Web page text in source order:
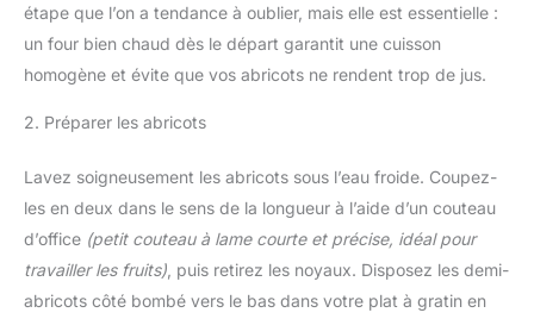
étape que l’on a tendance à oublier, mais elle est essentielle :
un four bien chaud dès le départ garantit une cuisson
homogène et évite que vos abricots ne rendent trop de jus.
2. Préparer les abricots
Lavez soigneusement les abricots sous l’eau froide. Coupez-
les en deux dans le sens de la longueur à l’aide d’un couteau
d’office (petit couteau à lame courte et précise, idéal pour
travailler les fruits) , puis retirez les noyaux. Disposez les demi-
abricots côté bombé vers le bas dans votre plat à gratin en